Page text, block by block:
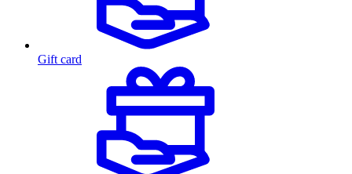
Gift card